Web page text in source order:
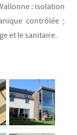
: isolation
contrôlée ;
et le sanitaire.